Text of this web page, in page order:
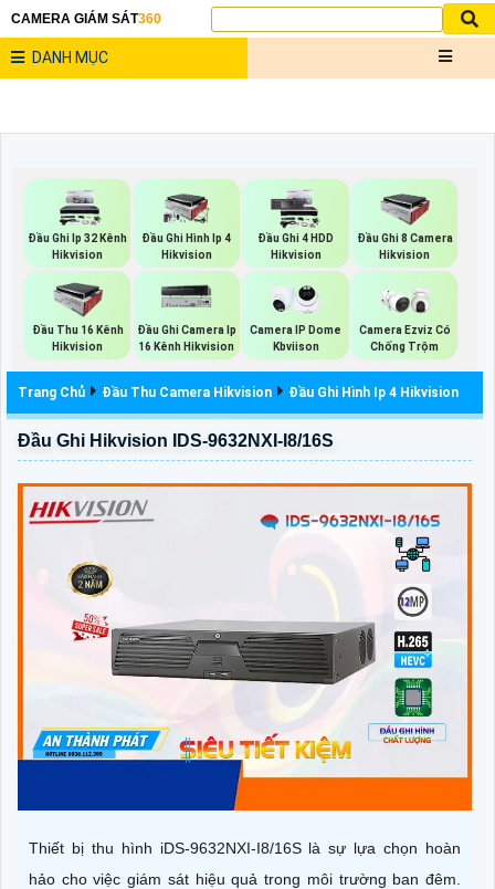
CAMERA GIÁM SÁT360
DANH MỤC
Đầu Ghi Ip 32 Kênh
Hikvision
Đầu Ghi Hình Ip 4
Hikvision
Đầu Ghi 4 HDD
Hikvision
Đầu Ghi 8 Camera
Hikvision
Đầu Thu 16 Kênh
Hikvision
Đầu Ghi Camera Ip
16 Kênh Hikvision
Camera IP Dome
Kbviison
Camera Ezviz Có
Chống Trộm
Trang Chủ Đầu Thu Camera Hikvision Đầu Ghi Hình Ip 4 Hikvision
Đầu Ghi Hikvision IDS-9632NXI-I8/16S
Thiết bị thu hình iDS-9632NXI-I8/16S là sự lựa chọn hoàn
hảo cho việc giám sát hiệu quả trong môi trường ban đêm.